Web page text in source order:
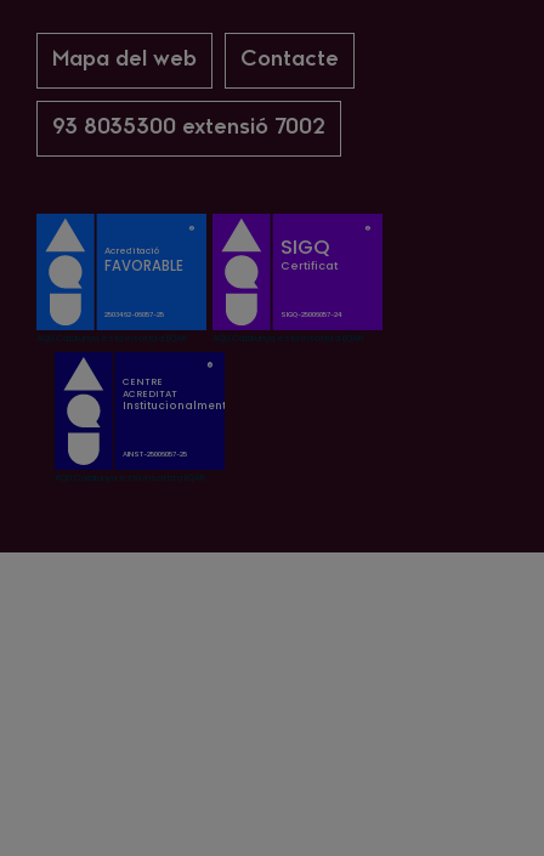
Mapa del web Contacte
93 8035300 extensió 7002